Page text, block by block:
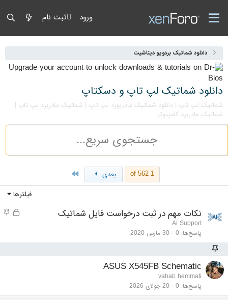
ورود ثبت نام
دانلود شماتیک بردویو دیتاشیت
دانلود شماتیک لپ تاپ و دسکتاپ
شماتیک لپ تاپ | دانلود شماتیک مادربورد لپ تاپ | شماتیک مادربرد لپ تاپ |
شماتیک مادربرد کامپیوتر
1 of 562 بعدی
فیلترها
نکات مهم در ثبت درخواست فایل شماتیک
Ai Support
پاسخ‌ها 0 30 مارس 2020
ASUS X545FB Schematic
vahab hemmati
پاسخ‌ها 0 20 جولای 2026